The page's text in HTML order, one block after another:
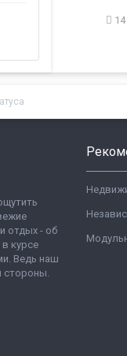
отдых - об
курсе
Ведь наш
стороны.